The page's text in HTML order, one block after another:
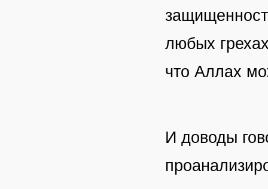
любых
что Аллах
И доводы